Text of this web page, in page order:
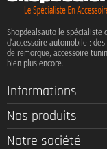
Shopdealsauto le spécialiste
d'accessoire automobile :
de remorque, accessoire
bien plus encore.
Informations
Nos produits
Notre société